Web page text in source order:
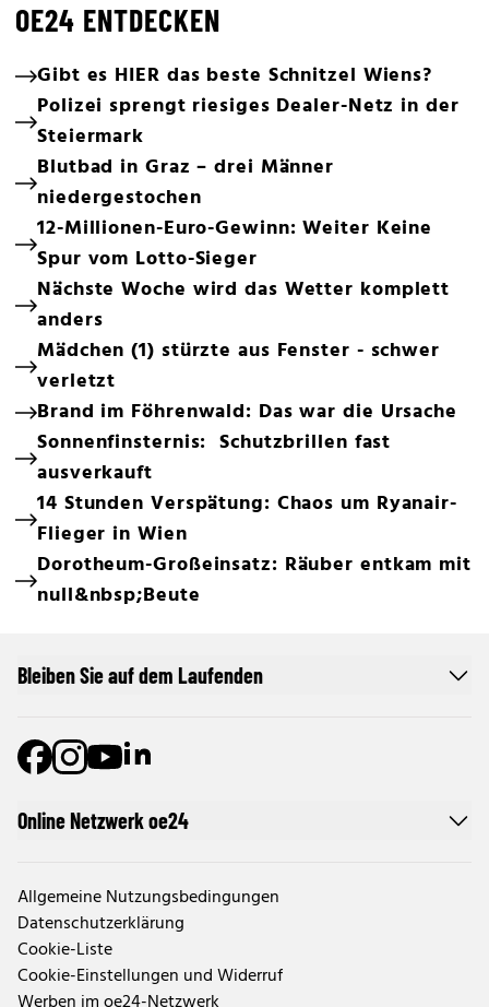
OE24 ENTDECKEN
Gibt es HIER das beste Schnitzel Wiens?
Polizei sprengt riesiges Dealer-Netz in der
Steiermark
Blutbad in Graz – drei Männer
niedergestochen
12-Millionen-Euro-Gewinn: Weiter Keine
Spur vom Lotto-Sieger
Nächste Woche wird das Wetter komplett
anders
Mädchen (1) stürzte aus Fenster - schwer
verletzt
Brand im Föhrenwald: Das war die Ursache
Sonnenfinsternis: Schutzbrillen fast
ausverkauft
14 Stunden Verspätung: Chaos um Ryanair-
Flieger in Wien
Dorotheum-Großeinsatz: Räuber entkam mit
null&nbsp;Beute
Online Netzwerk oe24
Allgemeine Nutzungsbedingungen
Datenschutzerklärung
Cookie-Liste
Cookie-Einstellungen und Widerruf
Bleiben Sie auf dem Laufenden